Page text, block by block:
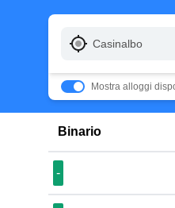
Mostra alloggi
Binario
-